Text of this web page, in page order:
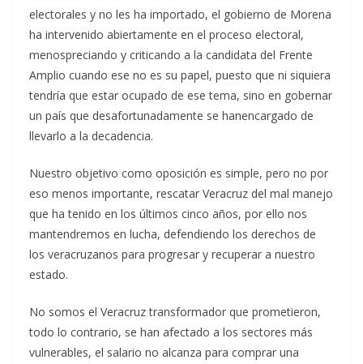
electorales y no les ha importado, el gobierno de Morena
ha intervenido abiertamente en el proceso electoral,
menospreciando y criticando a la candidata del Frente
Amplio cuando ese no es su papel, puesto que ni siquiera
tendría que estar ocupado de ese tema, sino en gobernar
un país que desafortunadamente se hanencargado de
llevarlo a la decadencia.
Nuestro objetivo como oposición es simple, pero no por
eso menos importante, rescatar Veracruz del mal manejo
que ha tenido en los últimos cinco años, por ello nos
mantendremos en lucha, defendiendo los derechos de
los veracruzanos para progresar y recuperar a nuestro
estado.
No somos el Veracruz transformador que prometieron,
todo lo contrario, se han afectado a los sectores más
vulnerables, el salario no alcanza para comprar una